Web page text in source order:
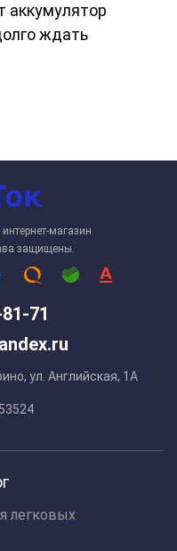
аккумулятор
ждать
71
ул. Английская, 1А
магазин
защищены.
легковых